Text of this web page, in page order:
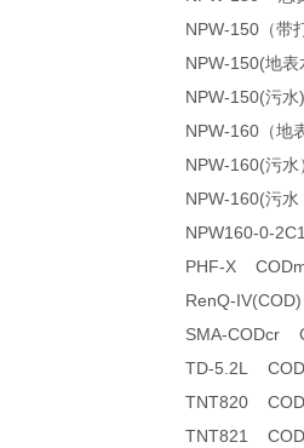
NPW-150（带
NPW-150(地
NPW-150(污
NPW-160（地
NPW-160(污
NPW-160(污
NPW160-0-
PHF-X
RenQ-
SMA-CODcr
TD-5.2L COD
TNT820
TNT821